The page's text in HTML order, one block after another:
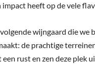
impact heeft op de vele
wijngaard die we
de prachtige
een rust en zen deze plek